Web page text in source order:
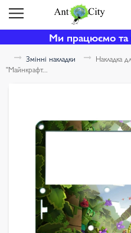
Ми працюємо та
Змінні накладки
Накладка
"Майнкрафт...